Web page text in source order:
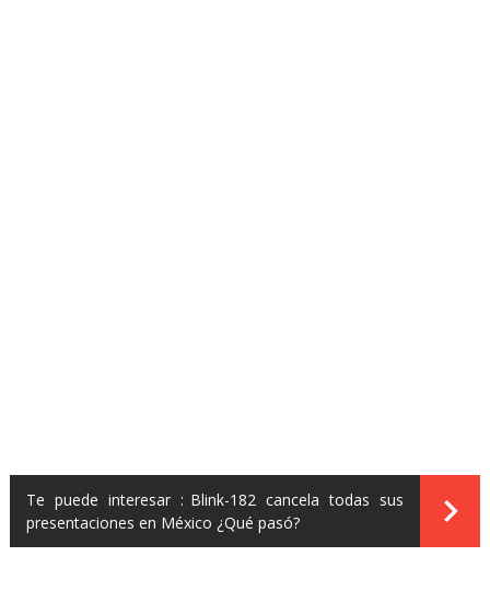
Te puede interesar : Blink-182 cancela todas sus
presentaciones en México ¿Qué pasó?